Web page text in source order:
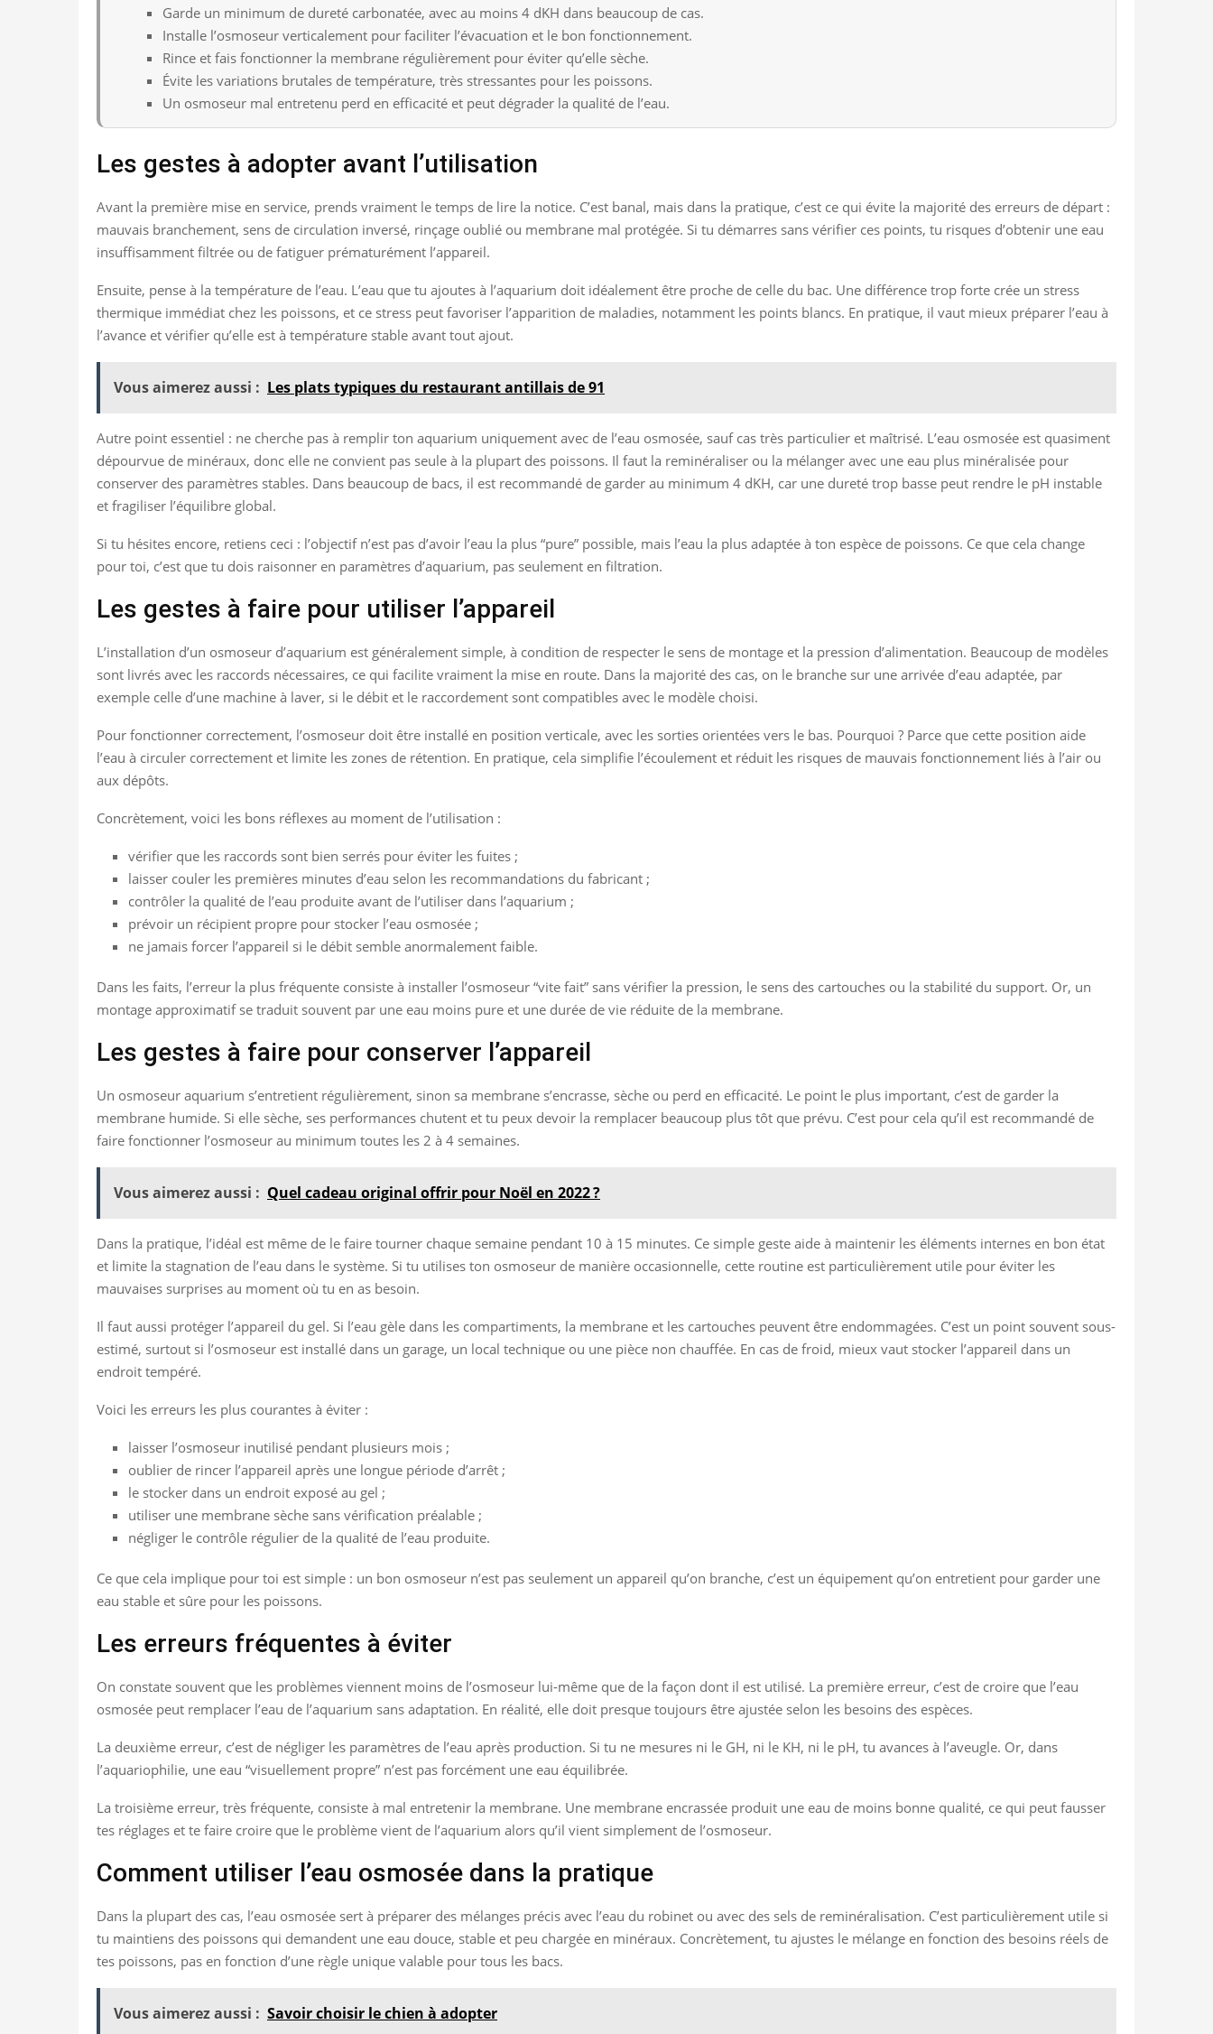
Garde un minimum de dureté carbonatée, avec au moins 4 dKH dans beaucoup de cas.
Installe l’osmoseur verticalement pour faciliter l’évacuation et le bon fonctionnement.
Rince et fais fonctionner la membrane régulièrement pour éviter qu’elle sèche.
Évite les variations brutales de température, très stressantes pour les poissons.
Un osmoseur mal entretenu perd en efficacité et peut dégrader la qualité de l’eau.
Les gestes à adopter avant l’utilisation
Avant la première mise en service, prends vraiment le temps de lire la notice. C’est banal, mais dans la pratique, c’est ce qui évite la majorité des erreurs de départ :
mauvais branchement, sens de circulation inversé, rinçage oublié ou membrane mal protégée. Si tu démarres sans vérifier ces points, tu risques d’obtenir une eau
insuffisamment filtrée ou de fatiguer prématurément l’appareil.
Ensuite, pense à la température de l’eau. L’eau que tu ajoutes à l’aquarium doit idéalement être proche de celle du bac. Une différence trop forte crée un stress
thermique immédiat chez les poissons, et ce stress peut favoriser l’apparition de maladies, notamment les points blancs. En pratique, il vaut mieux préparer l’eau à
l’avance et vérifier qu’elle est à température stable avant tout ajout.
Vous aimerez aussi : Les plats typiques du restaurant antillais de 91
Autre point essentiel : ne cherche pas à remplir ton aquarium uniquement avec de l’eau osmosée, sauf cas très particulier et maîtrisé. L’eau osmosée est quasiment
dépourvue de minéraux, donc elle ne convient pas seule à la plupart des poissons. Il faut la reminéraliser ou la mélanger avec une eau plus minéralisée pour
conserver des paramètres stables. Dans beaucoup de bacs, il est recommandé de garder au minimum 4 dKH, car une dureté trop basse peut rendre le pH instable
et fragiliser l’équilibre global.
Si tu hésites encore, retiens ceci : l’objectif n’est pas d’avoir l’eau la plus “pure” possible, mais l’eau la plus adaptée à ton espèce de poissons. Ce que cela change
pour toi, c’est que tu dois raisonner en paramètres d’aquarium, pas seulement en filtration.
Les gestes à faire pour utiliser l’appareil
L’installation d’un osmoseur d’aquarium est généralement simple, à condition de respecter le sens de montage et la pression d’alimentation. Beaucoup de modèles
sont livrés avec les raccords nécessaires, ce qui facilite vraiment la mise en route. Dans la majorité des cas, on le branche sur une arrivée d’eau adaptée, par
exemple celle d’une machine à laver, si le débit et le raccordement sont compatibles avec le modèle choisi.
Pour fonctionner correctement, l’osmoseur doit être installé en position verticale, avec les sorties orientées vers le bas. Pourquoi ? Parce que cette position aide
l’eau à circuler correctement et limite les zones de rétention. En pratique, cela simplifie l’écoulement et réduit les risques de mauvais fonctionnement liés à l’air ou
aux dépôts.
Concrètement, voici les bons réflexes au moment de l’utilisation :
vérifier que les raccords sont bien serrés pour éviter les fuites ;
laisser couler les premières minutes d’eau selon les recommandations du fabricant ;
contrôler la qualité de l’eau produite avant de l’utiliser dans l’aquarium ;
prévoir un récipient propre pour stocker l’eau osmosée ;
ne jamais forcer l’appareil si le débit semble anormalement faible.
Dans les faits, l’erreur la plus fréquente consiste à installer l’osmoseur “vite fait” sans vérifier la pression, le sens des cartouches ou la stabilité du support. Or, un
montage approximatif se traduit souvent par une eau moins pure et une durée de vie réduite de la membrane.
Les gestes à faire pour conserver l’appareil
Un osmoseur aquarium s’entretient régulièrement, sinon sa membrane s’encrasse, sèche ou perd en efficacité. Le point le plus important, c’est de garder la
membrane humide. Si elle sèche, ses performances chutent et tu peux devoir la remplacer beaucoup plus tôt que prévu. C’est pour cela qu’il est recommandé de
faire fonctionner l’osmoseur au minimum toutes les 2 à 4 semaines.
Vous aimerez aussi : Quel cadeau original offrir pour Noël en 2022 ?
Dans la pratique, l’idéal est même de le faire tourner chaque semaine pendant 10 à 15 minutes. Ce simple geste aide à maintenir les éléments internes en bon état
et limite la stagnation de l’eau dans le système. Si tu utilises ton osmoseur de manière occasionnelle, cette routine est particulièrement utile pour éviter les
mauvaises surprises au moment où tu en as besoin.
Il faut aussi protéger l’appareil du gel. Si l’eau gèle dans les compartiments, la membrane et les cartouches peuvent être endommagées. C’est un point souvent sous-
estimé, surtout si l’osmoseur est installé dans un garage, un local technique ou une pièce non chauffée. En cas de froid, mieux vaut stocker l’appareil dans un
endroit tempéré.
Voici les erreurs les plus courantes à éviter :
laisser l’osmoseur inutilisé pendant plusieurs mois ;
oublier de rincer l’appareil après une longue période d’arrêt ;
le stocker dans un endroit exposé au gel ;
utiliser une membrane sèche sans vérification préalable ;
négliger le contrôle régulier de la qualité de l’eau produite.
Ce que cela implique pour toi est simple : un bon osmoseur n’est pas seulement un appareil qu’on branche, c’est un équipement qu’on entretient pour garder une
eau stable et sûre pour les poissons.
Les erreurs fréquentes à éviter
On constate souvent que les problèmes viennent moins de l’osmoseur lui-même que de la façon dont il est utilisé. La première erreur, c’est de croire que l’eau
osmosée peut remplacer l’eau de l’aquarium sans adaptation. En réalité, elle doit presque toujours être ajustée selon les besoins des espèces.
La deuxième erreur, c’est de négliger les paramètres de l’eau après production. Si tu ne mesures ni le GH, ni le KH, ni le pH, tu avances à l’aveugle. Or, dans
l’aquariophilie, une eau “visuellement propre” n’est pas forcément une eau équilibrée.
La troisième erreur, très fréquente, consiste à mal entretenir la membrane. Une membrane encrassée produit une eau de moins bonne qualité, ce qui peut fausser
tes réglages et te faire croire que le problème vient de l’aquarium alors qu’il vient simplement de l’osmoseur.
Comment utiliser l’eau osmosée dans la pratique
Dans la plupart des cas, l’eau osmosée sert à préparer des mélanges précis avec l’eau du robinet ou avec des sels de reminéralisation. C’est particulièrement utile si
tu maintiens des poissons qui demandent une eau douce, stable et peu chargée en minéraux. Concrètement, tu ajustes le mélange en fonction des besoins réels de
tes poissons, pas en fonction d’une règle unique valable pour tous les bacs.
Vous aimerez aussi : Savoir choisir le chien à adopter